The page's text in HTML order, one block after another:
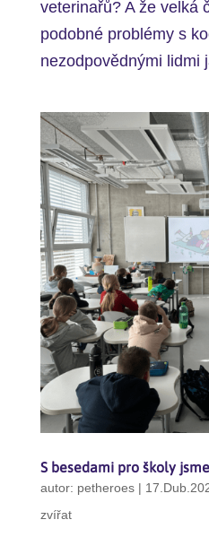
veterinařů? A že velká
podobné problémy s
nezodpovědnými lidmi
S besedami pro školy
autor: petheroes|
zvířat